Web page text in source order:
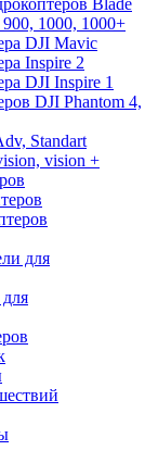
Blade
1000, 1000+
DJI Mavic
Inspire 2
DJI Inspire 1
DJI Phantom 4,
Standart
vision +
для